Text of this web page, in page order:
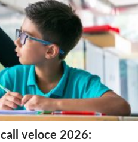
veloce 2026: